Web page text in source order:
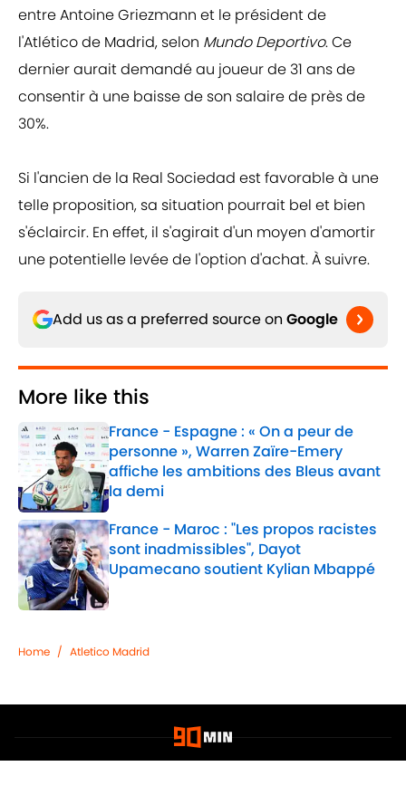
entre Antoine Griezmann et le président de
l'Atlético de Madrid, selon Mundo Deportivo. Ce
dernier aurait demandé au joueur de 31 ans de
consentir à une baisse de son salaire de près de
30%.
Si l'ancien de la Real Sociedad est favorable à une
telle proposition, sa situation pourrait bel et bien
s'éclaircir. En effet, il s'agirait d'un moyen d'amortir
une potentielle levée de l'option d'achat. À suivre.
Add us as a preferred source on Google
More like this
France - Espagne : « On a peur de
personne », Warren Zaïre-Emery
affiche les ambitions des Bleus avant
la demi
Published by on Invalid Date
France - Maroc : "Les propos racistes
sont inadmissibles", Dayot
Upamecano soutient Kylian Mbappé
Published by on Invalid Date
Home / Atletico Madrid